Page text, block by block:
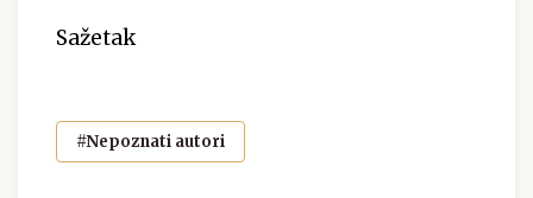
Sažetak
#Nepoznati autori